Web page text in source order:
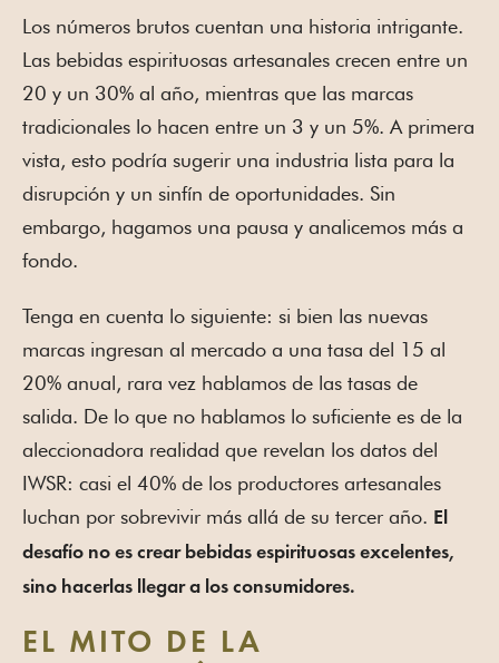
Los números brutos cuentan una historia intrigante.
Las bebidas espirituosas artesanales crecen entre un
20 y un 30% al año, mientras que las marcas
tradicionales lo hacen entre un 3 y un 5%. A primera
vista, esto podría sugerir una industria lista para la
disrupción y un sinfín de oportunidades. Sin
embargo, hagamos una pausa y analicemos más a
fondo.
Tenga en cuenta lo siguiente: si bien las nuevas
marcas ingresan al mercado a una tasa del 15 al
20% anual, rara vez hablamos de las tasas de
salida. De lo que no hablamos lo suficiente es de la
aleccionadora realidad que revelan los datos del
IWSR: casi el 40% de los productores artesanales
luchan por sobrevivir más allá de su tercer año. El
desafío no es crear bebidas espirituosas excelentes,
sino hacerlas llegar a los consumidores.
EL MITO DE LA